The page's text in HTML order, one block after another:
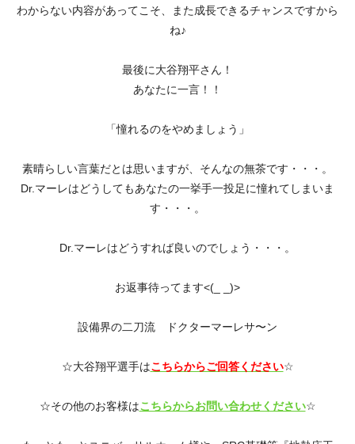
わからない内容があってこそ、また成長できるチャンスですから
ね♪
最後に大谷翔平さん！
あなたに一言！！
「憧れるのをやめましょう」
素晴らしい言葉だとは思いますが、そんなの無茶です・・・。
Dr.マーレはどうしてもあなたの一挙手一投足に憧れてしまいま
す・・・。
Dr.マーレはどうすれば良いのでしょう・・・。
お返事待ってます<(_ _)>
設備界の二刀流 ドクターマーレサ〜ン
☆大谷翔平選手はこちらからご回答ください☆
☆その他のお客様はこちらからお問い合わせください☆